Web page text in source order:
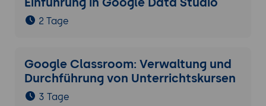
2 Tage
Google Classroom: Verwaltung und
Durchführung von Unterrichtskursen
3 Tage